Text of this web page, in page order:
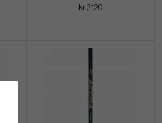
kr 3 120